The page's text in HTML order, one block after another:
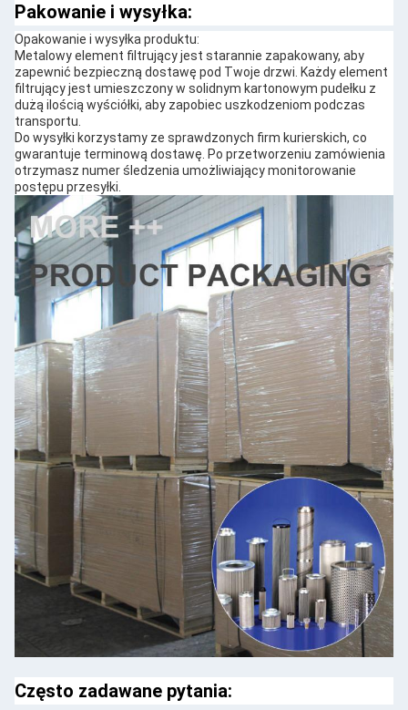
Pakowanie i wysyłka:
Opakowanie i wysyłka produktu:
Metalowy element filtrujący jest starannie zapakowany, aby
zapewnić bezpieczną dostawę pod Twoje drzwi. Każdy element
filtrujący jest umieszczony w solidnym kartonowym pudełku z
dużą ilością wyściółki, aby zapobiec uszkodzeniom podczas
transportu.
Do wysyłki korzystamy ze sprawdzonych firm kurierskich, co
gwarantuje terminową dostawę. Po przetworzeniu zamówienia
otrzymasz numer śledzenia umożliwiający monitorowanie
postępu przesyłki.
Często zadawane pytania: